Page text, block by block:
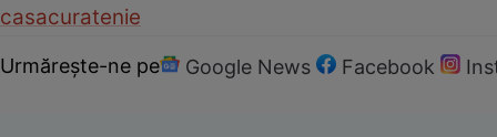
casacuratenie
Urmărește-ne pe Google News Facebook